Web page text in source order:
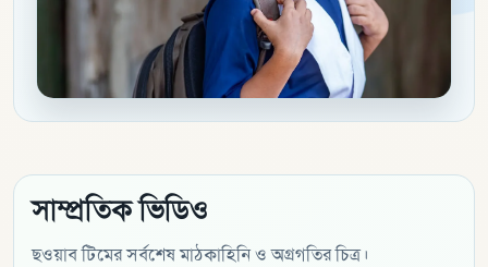
সাম্প্রতিক ভিডিও
ছওয়াব টিমের সর্বশেষ মাঠকাহিনি ও অগ্রগতির চিত্র।